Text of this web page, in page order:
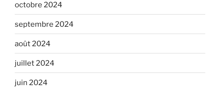
octobre 2024
septembre 2024
août 2024
juillet 2024
juin 2024